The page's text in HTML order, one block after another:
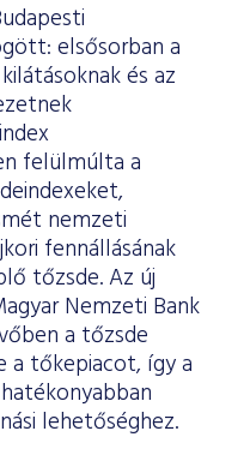
elsősorban a
és az
felülmúlta a
nemzeti
fennállásának
tőzsde. Az új
Nemzeti Bank
a tőzsde
a tőkepiacot, így a
lehetőséghez.